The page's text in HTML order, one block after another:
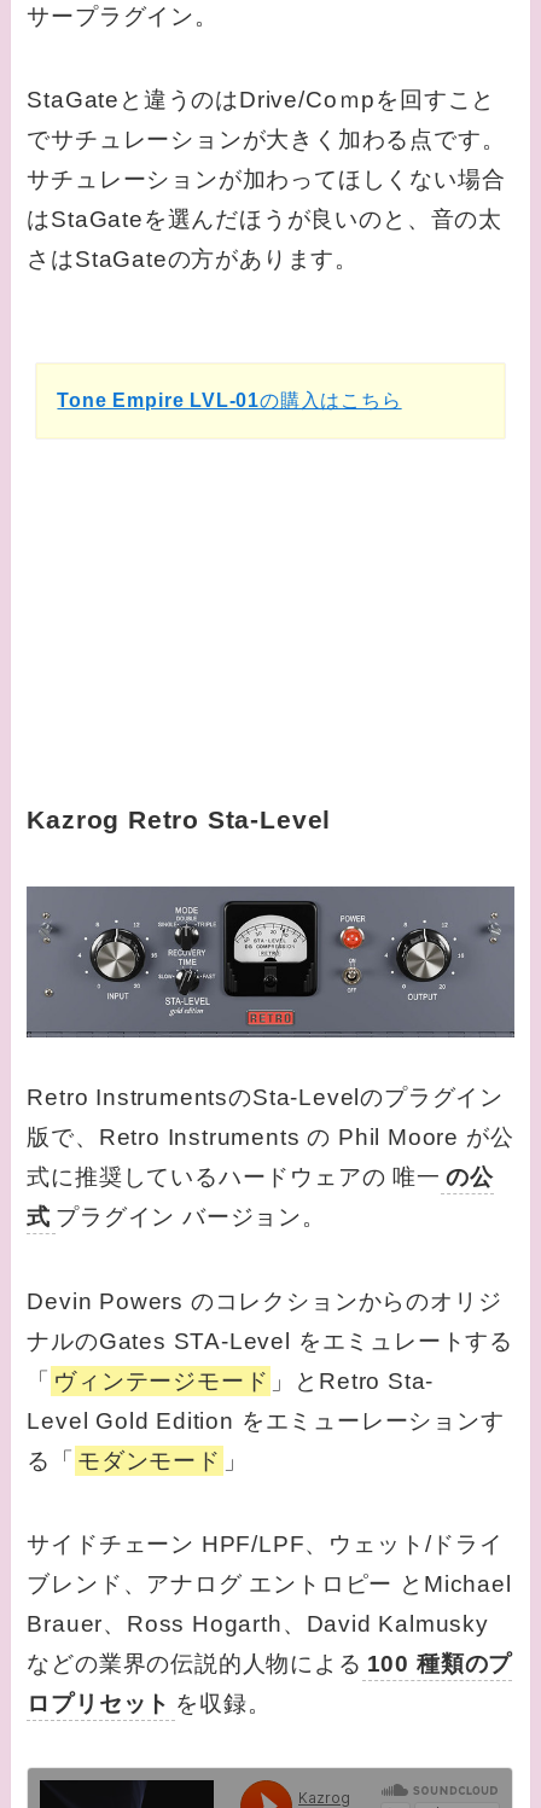
サープラグイン。
StaGateと違うのはDrive/Coｍpを回すこと
でサチュレーションが大きく加わる点です。
サチュレーションが加わってほしくない場合
はStaGateを選んだほうが良いのと、音の太
さはStaGateの方があります。
Tone Empire LVL-01の購入はこちら
Kazrog Retro Sta-Level
Retro InstrumentsのSta-Levelのプラグイン
版で、Retro Instruments の Phil Moore が公
式に推奨しているハードウェアの 唯一 の公
式 プラグイン バージョン。
Devin Powers のコレクションからのオリジ
ナルのGates STA-Level をエミュレートする
「 ヴィンテージモード 」とRetro Sta-
Level Gold Edition をエミューレーションす
る「 モダンモード 」
サイドチェーン HPF/LPF、ウェット/ドライ
ブレンド、アナログ エントロピー とMichael
Brauer、Ross Hogarth、David Kalmusky
などの業界の伝説的人物による 100 種類のプ
ロプリセット を収録。